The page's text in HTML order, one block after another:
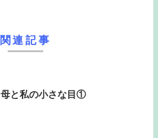
関連記事
母と私の小さな目①